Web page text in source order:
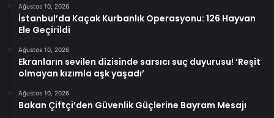
Ağustos 10, 2026
İstanbul’da Kaçak Kurbanlık Operasyonu: 126 Hayvan
Ele Geçirildi
Ağustos 10, 2026
Ekranların sevilen dizisinde sarsıcı suç duyurusu! ‘Reşit
olmayan kızımla aşk yaşadı’
Ağustos 10, 2026
Bakan Çiftçi’den Güvenlik Güçlerine Bayram Mesajı